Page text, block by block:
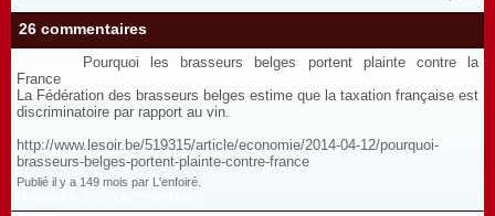
26 commentaires
Pourquoi les brasseurs belges portent plainte contre la
France
La Fédération des brasseurs belges estime que la taxation française est
discriminatoire par rapport au vin.
http://www.lesoir.be/519315/article/economie/2014-04-12/pourquoi-
brasseurs-belges-portent-plainte-contre-france
Publié il y a 149 mois par L'enfoiré.